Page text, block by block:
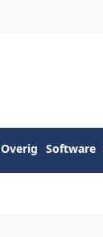
Overig Software